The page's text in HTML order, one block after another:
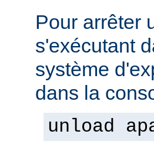
Pour arrêter
s'exécutant
système
dans la
unload